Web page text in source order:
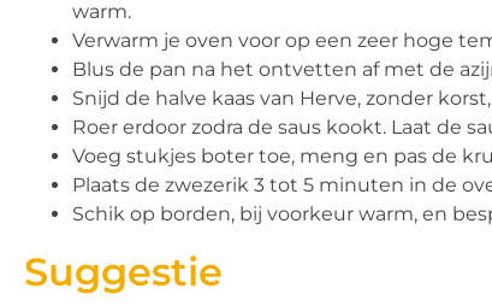
warm.
Verwarm je oven voor op een zeer hoge
Blus de pan na het ontvetten af met de
Snijd de halve kaas van Herve, zonder
Roer erdoor zodra de saus kookt. Laat de
Voeg stukjes boter toe, meng en pas de
Plaats de zwezerik 3 tot 5 minuten in de
Schik op borden, bij voorkeur warm, en
Suggestie